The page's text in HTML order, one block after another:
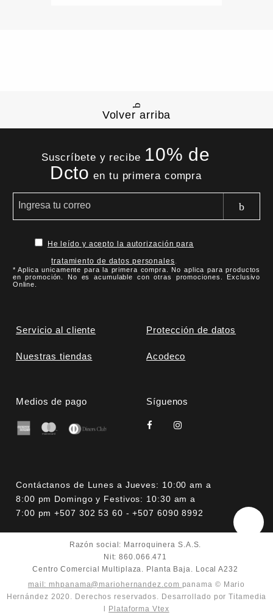
Volver arriba
Suscríbete y recibe 10% de
Dcto en tu primera compra
He leído y acepto la autorización para
tratamiento de datos personales.
* Aplica unicamente para la primera compra. No aplica para productos
en promoción. No es acumulable con otras promociones. Exclusivo
Online.
Servicio al cliente Protección de datos
Nuestras tiendas Acodeco
Medios de pago Síguenos
Contáctanos de Lunes a Jueves: 10:00 am a
8:00 pm Domingo y Festivos: 10:30 am a
7:00 pm +507 302 53 60 - +507 6090 8992
Razón social: Marroquinera S.A.S.
Nit: 860.066.471
Centro Comercial Multiplaza. Planta Baja. Local A232
mail: mhpanama@mariohernandez.com panama © Mario
Hernández 2020. Derechos reservados. Desarrollado por Titamedia
Plataforma Vtex